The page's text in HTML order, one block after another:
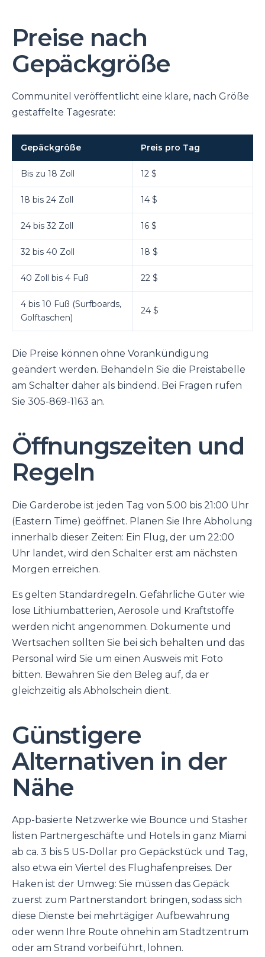
Preise nach
Gepäckgröße
Communitel veröffentlicht eine klare, nach Größe
gestaffelte Tagesrate:
Gepäckgröße Preis pro Tag
Bis zu 18 Zoll 12 $
18 bis 24 Zoll 14 $
24 bis 32 Zoll 16 $
32 bis 40 Zoll 18 $
40 Zoll bis 4 Fuß 22 $
4 bis 10 Fuß (Surfboards,
Golftaschen)
24 $
Die Preise können ohne Vorankündigung
geändert werden. Behandeln Sie die Preistabelle
am Schalter daher als bindend. Bei Fragen rufen
Sie 305-869-1163 an.
Öffnungszeiten und
Regeln
Die Garderobe ist jeden Tag von 5:00 bis 21:00 Uhr
(Eastern Time) geöffnet. Planen Sie Ihre Abholung
innerhalb dieser Zeiten: Ein Flug, der um 22:00
Uhr landet, wird den Schalter erst am nächsten
Morgen erreichen.
Es gelten Standardregeln. Gefährliche Güter wie
lose Lithiumbatterien, Aerosole und Kraftstoffe
werden nicht angenommen. Dokumente und
Wertsachen sollten Sie bei sich behalten und das
Personal wird Sie um einen Ausweis mit Foto
bitten. Bewahren Sie den Beleg auf, da er
gleichzeitig als Abholschein dient.
Günstigere
Alternativen in der
Nähe
App-basierte Netzwerke wie Bounce und Stasher
listen Partnergeschäfte und Hotels in ganz Miami
ab ca. 3 bis 5 US-Dollar pro Gepäckstück und Tag,
also etwa ein Viertel des Flughafenpreises. Der
Haken ist der Umweg: Sie müssen das Gepäck
zuerst zum Partnerstandort bringen, sodass sich
diese Dienste bei mehrtägiger Aufbewahrung
oder wenn Ihre Route ohnehin am Stadtzentrum
oder am Strand vorbeiführt, lohnen.